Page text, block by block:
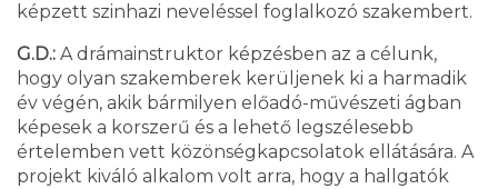
képzett szinhazi neveléssel foglalkozó szakembert.
G.D.: A drámainstruktor képzésben az a célunk,
hogy olyan szakemberek kerüljenek ki a harmadik
év végén, akik bármilyen előadó-művészeti ágban
képesek a korszerű és a lehető legszélesebb
értelemben vett közönségkapcsolatok ellátására. A
projekt kiváló alkalom volt arra, hogy a hallgatók